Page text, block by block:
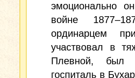
эмоционально
войне
ординарцем
участвовал в
Плевной, был
госпиталь в